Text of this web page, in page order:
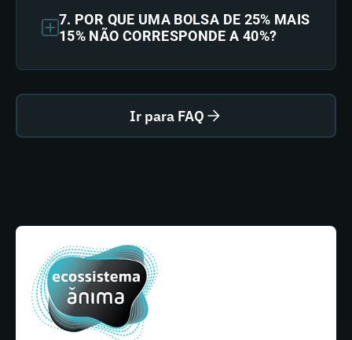
7. POR QUE UMA BOLSA DE 25% MAIS
15% NÃO CORRESPONDE A 40%?
Ir para FAQ